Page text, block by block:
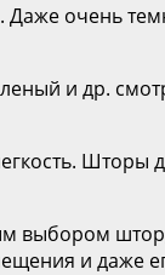
очень
и др.
Шторы
выбором
и даже